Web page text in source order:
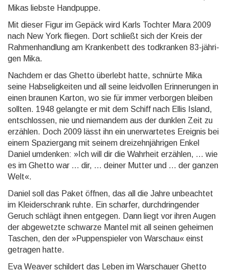
Mikas liebste Hand­puppe.
Mit dieser Figur im Gepäck wird Karls Tochter Mara 2009
nach New York fliegen. Dort schließt sich der Kreis der
Rahmen­hand­lung am Kranken­bett des tod­kranken 83-jähri­
gen Mika.
Nachdem er das Ghetto über­lebt hatte, schnürte Mika
seine Hab­selig­keiten und all seine leid­vol­len Er­in­ne­run­gen in
einen braunen Karton, wo sie für immer ver­borgen bleiben
sollten. 1948 gelangte er mit dem Schiff nach Ellis Island,
entschlossen, nie und nieman­dem aus der dunklen Zeit zu
erzählen. Doch 2009 lässt ihn ein un­er­war­te­tes Ereignis bei
einem Spazier­gang mit seinem drei­zehn­jähri­gen Enkel
Daniel um­denken: »Ich will dir die Wahr­heit erzählen, ... wie
es im Ghetto war ... dir, ... deiner Mutter und ... der ganzen
Welt«.
Daniel soll das Paket öffnen, das all die Jahre un­be­ach­tet
im Kleider­schrank ruhte. Ein scharfer, durch­drin­gen­der
Geruch schlägt ihnen ent­gegen. Dann liegt vor ihren Augen
der ab­ge­wetz­te schwarze Mantel mit all seinen ge­hei­men
Taschen, den der »Puppenspieler von Warschau« einst
getragen hatte.
Eva Weaver schildert das Leben im War­schauer Ghetto